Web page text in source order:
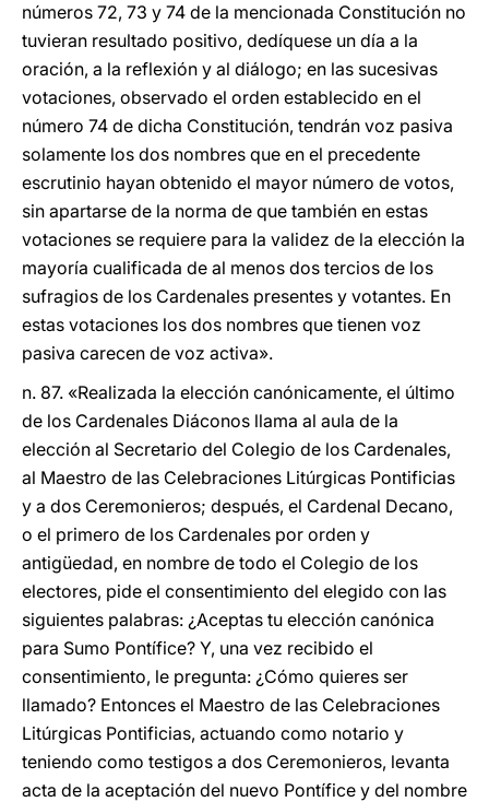
números 72, 73 y 74 de la mencionada Constitución no
tuvieran resultado positivo, dedíquese un día a la
oración, a la reflexión y al diálogo; en las sucesivas
votaciones, observado el orden establecido en el
número 74 de dicha Constitución, tendrán voz pasiva
solamente los dos nombres que en el precedente
escrutinio hayan obtenido el mayor número de votos,
sin apartarse de la norma de que también en estas
votaciones se requiere para la validez de la elección la
mayoría cualificada de al menos dos tercios de los
sufragios de los Cardenales presentes y votantes. En
estas votaciones los dos nombres que tienen voz
pasiva carecen de voz activa».
n. 87. «Realizada la elección canónicamente, el último
de los Cardenales Diáconos llama al aula de la
elección al Secretario del Colegio de los Cardenales,
al Maestro de las Celebraciones Litúrgicas Pontificias
y a dos Ceremonieros; después, el Cardenal Decano,
o el primero de los Cardenales por orden y
antigüedad, en nombre de todo el Colegio de los
electores, pide el consentimiento del elegido con las
siguientes palabras: ¿Aceptas tu elección canónica
para Sumo Pontífice? Y, una vez recibido el
consentimiento, le pregunta: ¿Cómo quieres ser
llamado? Entonces el Maestro de las Celebraciones
Litúrgicas Pontificias, actuando como notario y
teniendo como testigos a dos Ceremonieros, levanta
acta de la aceptación del nuevo Pontífice y del nombre